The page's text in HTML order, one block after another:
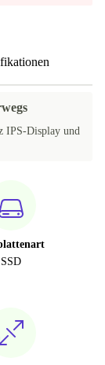
IPS-Display und
SSD